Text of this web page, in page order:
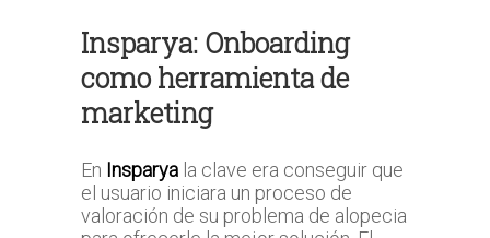
Insparya: Onboarding
como herramienta de
marketing
En Insparya la clave era conseguir que
el usuario iniciara un proceso de
valoración de su problema de alopecia